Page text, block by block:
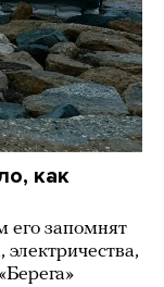
как
его запомнят